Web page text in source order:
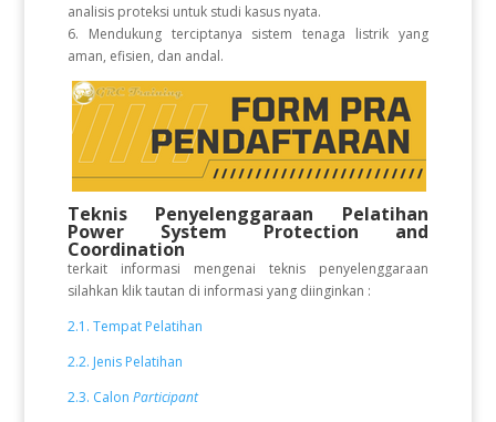
analisis proteksi untuk studi kasus nyata.
6. Mendukung terciptanya sistem tenaga listrik yang
aman, efisien, dan andal.
Teknis Penyelenggaraan Pelatihan
Power System Protection and
Coordination
terkait informasi mengenai teknis penyelenggaraan
silahkan klik tautan di informasi yang diinginkan :
2.1. Tempat Pelatihan
2.2. Jenis Pelatihan
2.3. Calon Participant